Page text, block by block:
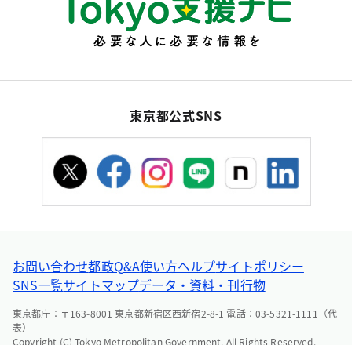
東京都公式SNS
お問い合わせ都政Q&A使い方ヘルプサイトポリシー
SNS一覧サイトマップデータ・資料・刊行物
東京都庁：〒163-8001 東京都新宿区西新宿2-8-1 電話：03-5321-1111（代
表）
Copyright (C) Tokyo Metropolitan Government. All Rights Reserved.